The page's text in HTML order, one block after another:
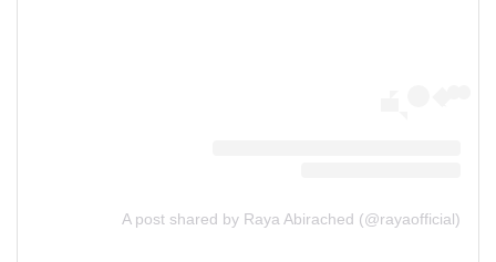
A post shared by Raya Abirached (@rayaofficial)